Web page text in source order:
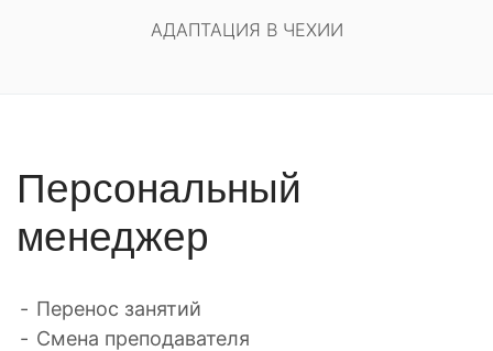
АДАПТАЦИЯ В ЧЕХИИ
Персональный
менеджер
Перенос занятий
Смена преподавателя